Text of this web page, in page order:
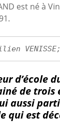
est né à
VENISSE;
d’école
de trois
aussi
qui est